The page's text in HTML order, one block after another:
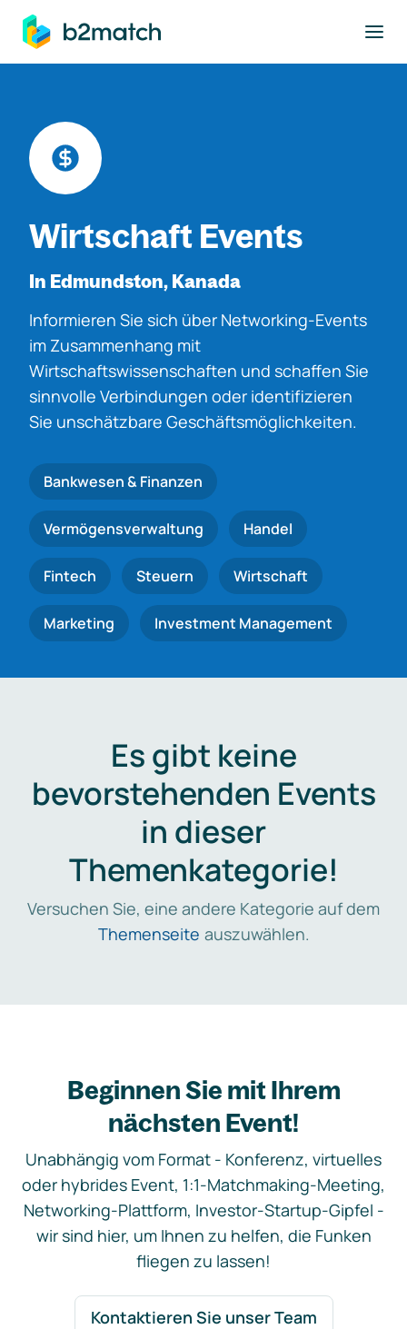
springen
Wirtschaft Events
In Edmundston, Kanada
Informieren Sie sich über Networking-Events
im Zusammenhang mit
Wirtschaftswissenschaften und schaffen Sie
sinnvolle Verbindungen oder identifizieren
Sie unschätzbare Geschäftsmöglichkeiten.
Bankwesen & Finanzen
Vermögensverwaltung Handel
Fintech Steuern Wirtschaft
Marketing Investment Management
Es gibt keine
bevorstehenden Events
in dieser
Themenkategorie!
Versuchen Sie, eine andere Kategorie auf dem
Themenseite auszuwählen.
Beginnen Sie mit Ihrem
nächsten Event!
Unabhängig vom Format - Konferenz, virtuelles
oder hybrides Event, 1:1-Matchmaking-Meeting,
Networking-Plattform, Investor-Startup-Gipfel -
wir sind hier, um Ihnen zu helfen, die Funken
fliegen zu lassen!
Kontaktieren Sie unser Team